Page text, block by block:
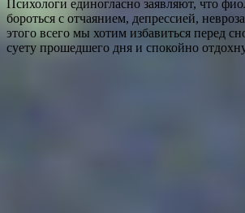
Психологи единогласно заявляют, что
бороться с отчаянием, депрессией,
этого всего мы хотим избавиться перед
суету прошедшего дня и спокойно